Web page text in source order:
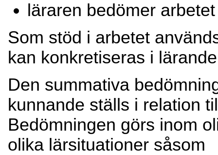
läraren bedömer
Som stöd i arbetet
kan konkretiseras i
Den summativa
kunnande ställs i relation
Bedömningen görs inom
olika lärsituationer såsom